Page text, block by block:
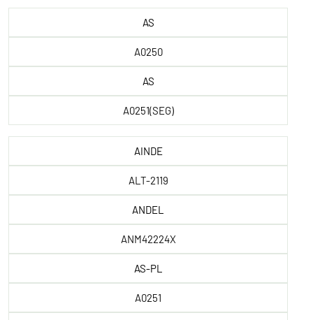
AS
A0250
AS
A0251(SEG)
AINDE
ALT-2119
ANDEL
ANM42224X
AS-PL
A0251